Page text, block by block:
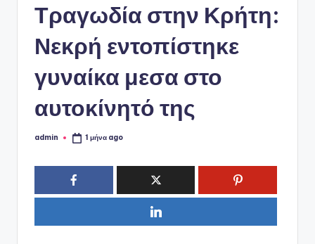
Τραγωδία στην Κρήτη:
Νεκρή εντοπίστηκε
γυναίκα μεσα στο
αυτοκίνητό της
Συγγραφέας:
admin 1 μήνα ago